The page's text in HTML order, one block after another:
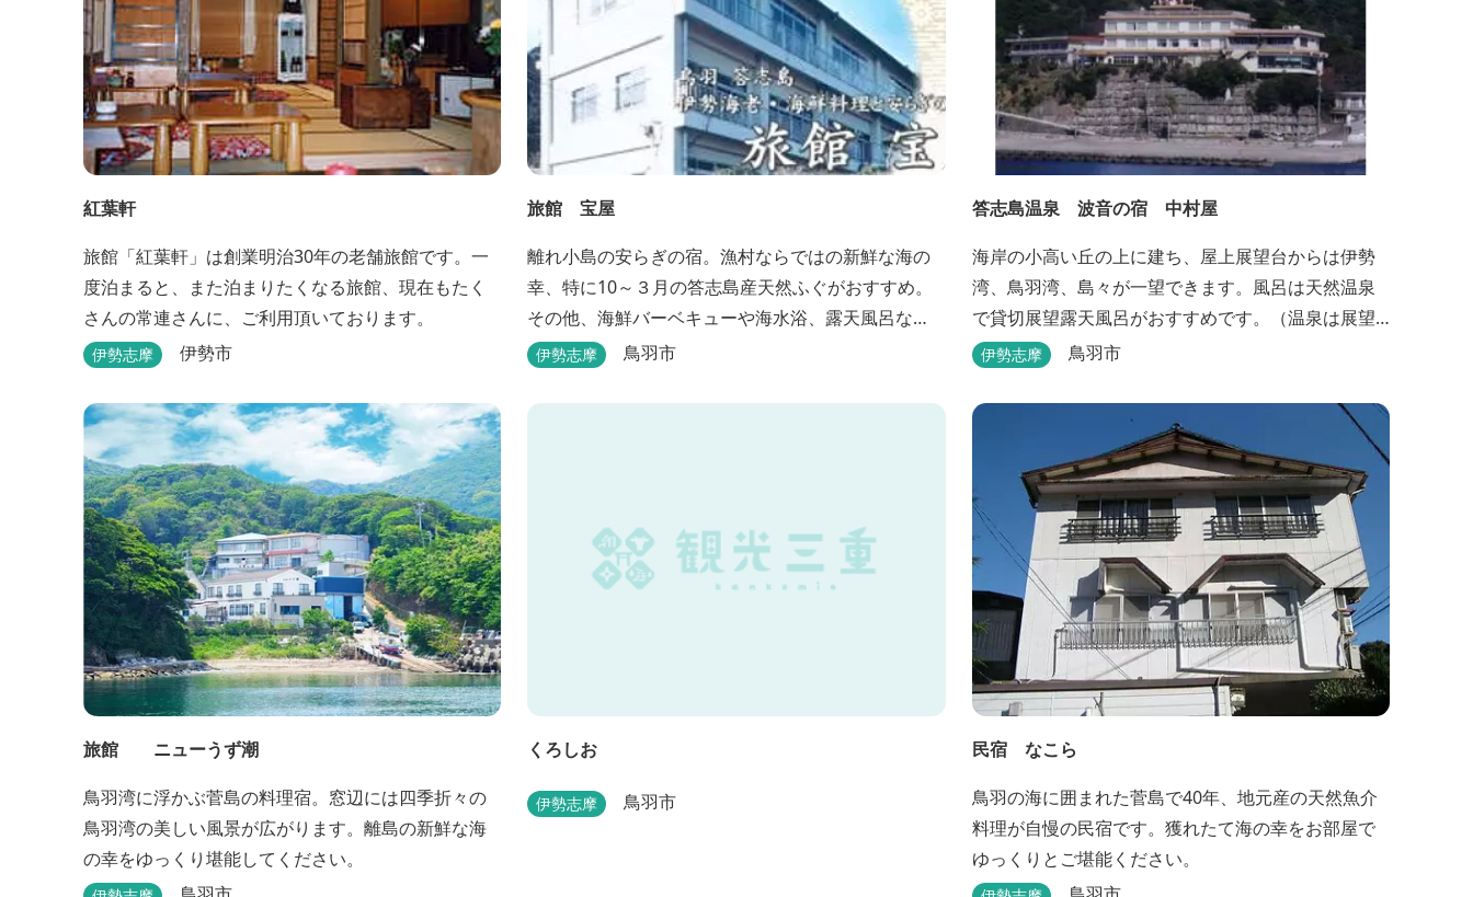
紅葉軒
旅館「紅葉軒」は創業明治30年の老舗旅館です。一
度泊まると、また泊まりたくなる旅館、現在もたく
さんの常連さんに、ご利用頂いております。
伊勢志摩 伊勢市
旅館 宝屋
離れ小島の安らぎの宿。漁村ならではの新鮮な海の
幸、特に10～３月の答志島産天然ふぐがおすすめ。
その他、海鮮バーベキューや海水浴、露天風呂な
ど。
伊勢志摩 鳥羽市
答志島温泉 波音の宿 中村屋
海岸の小高い丘の上に建ち、屋上展望台からは伊勢
湾、鳥羽湾、島々が一望できます。風呂は天然温泉
で貸切展望露天風呂がおすすめです。（温泉は展望
大浴場のみとなります。）
伊勢志摩 鳥羽市
旅館 ニューうず潮
鳥羽湾に浮かぶ菅島の料理宿。窓辺には四季折々の
鳥羽湾の美しい風景が広がります。離島の新鮮な海
の幸をゆっくり堪能してください。
くろしお
伊勢志摩 鳥羽市
民宿 なこら
鳥羽の海に囲まれた菅島で40年、地元産の天然魚介
料理が自慢の民宿です。獲れたて海の幸をお部屋で
ゆっくりとご堪能ください。